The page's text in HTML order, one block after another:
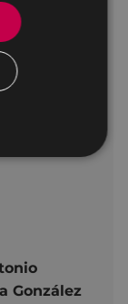
-
González